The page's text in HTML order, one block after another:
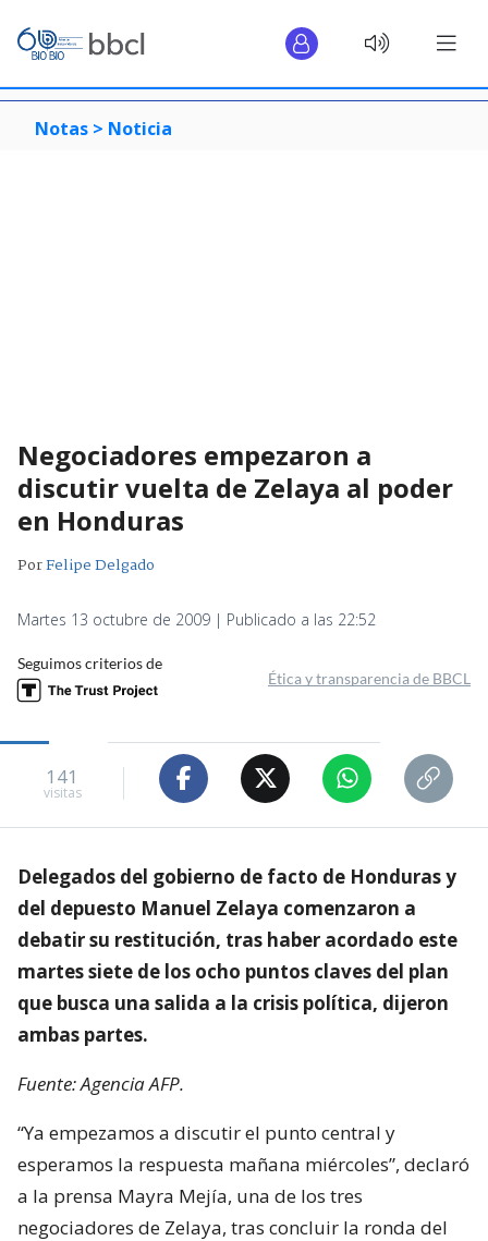
Notas > Noticia
Negociadores empezaron a
discutir vuelta de Zelaya al poder
en Honduras
PorFelipe Delgado
Martes 13 octubre de 2009 | Publicado a las 22:52
Seguimos criterios de
Ética y transparencia de BBCL
141
visitas
Delegados del gobierno de facto de Honduras y
del depuesto Manuel Zelaya comenzaron a
debatir su restitución, tras haber acordado este
martes siete de los ocho puntos claves del plan
que busca una salida a la crisis política, dijeron
ambas partes.
Fuente: Agencia AFP.
“Ya empezamos a discutir el punto central y
esperamos la respuesta mañana miércoles”, declaró
a la prensa Mayra Mejía, una de los tres
negociadores de Zelaya, tras concluir la ronda del